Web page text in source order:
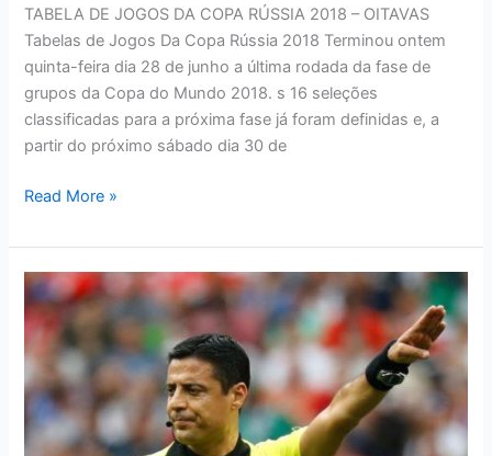
TABELA DE JOGOS DA COPA RÚSSIA 2018 – OITAVAS
Tabelas de Jogos Da Copa Rússia 2018 Terminou ontem
quinta-feira dia 28 de junho a última rodada da fase de
grupos da Copa do Mundo 2018. s 16 seleções
classificadas para a próxima fase já foram definidas e, a
partir do próximo sábado dia 30 de
TABELA
JOGOS
DA
COPA
RÚSSIA
2018
–
OITAVAS
Read More »